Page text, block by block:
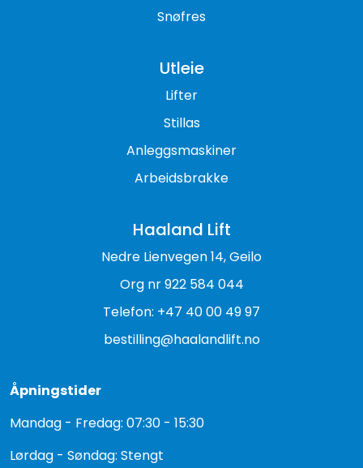
Snøfres
Utleie
Lifter
Stillas
Anleggsmaskiner
Arbeidsbrakke
Haaland Lift
Nedre Lienvegen 14, Geilo
Org nr 922 584 044
Telefon: +47 40 00 49 97
bestilling@haalandlift.no
Åpningstider
Mandag - Fredag: 07:30 - 15:30
Lørdag - Søndag: Stengt